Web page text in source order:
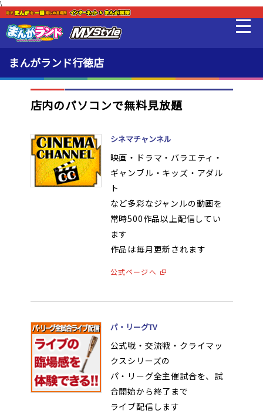
\
最新情報
料金・利用方法
設備
MLeF
映画/アニメ/電子書籍
まんがランド行徳店
映画/アニメ/電子書籍
店内のパソコンで無料見放題
シネマチャンネル
映画・ドラマ・バラエティ・
ギャンブル・キッズ・アダル
ト
など多彩なジャンルの動画を
常時500作品以上配信してい
ます
作品は毎月更新されます
公式ページへ
パ・リーグTV
公式戦・交流戦・クライマッ
クスシリーズの
パ・リーグ全主催試合を、試
合開始から終了まで
ライブ配信します